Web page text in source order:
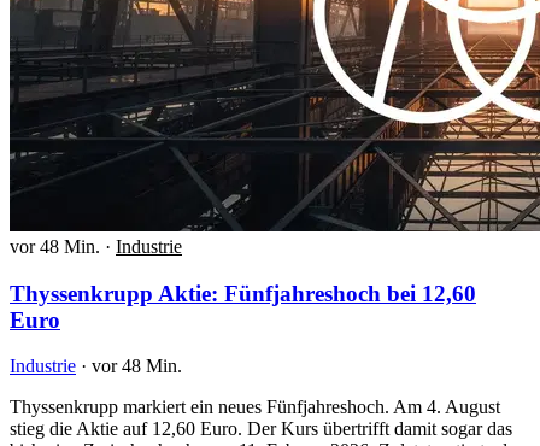
vor 48 Min. · Industrie
Thyssenkrupp Aktie: Fünfjahreshoch bei 12,60
Euro
Industrie · vor 48 Min.
Thyssenkrupp markiert ein neues Fünfjahreshoch. Am 4. August
stieg die Aktie auf 12,60 Euro. Der Kurs übertrifft damit sogar das